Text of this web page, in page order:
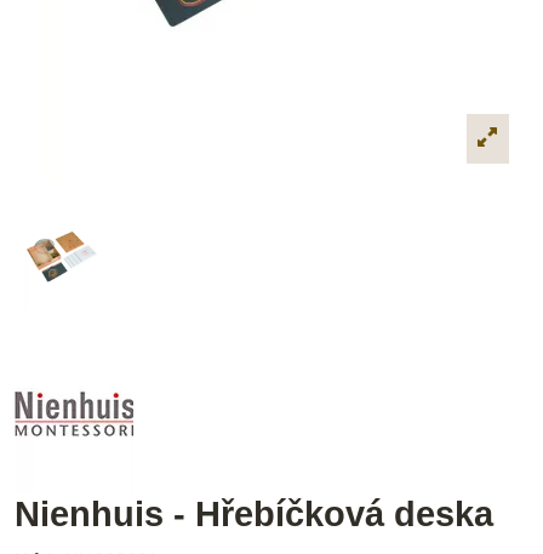
Nienhuis - Hřebíčková deska